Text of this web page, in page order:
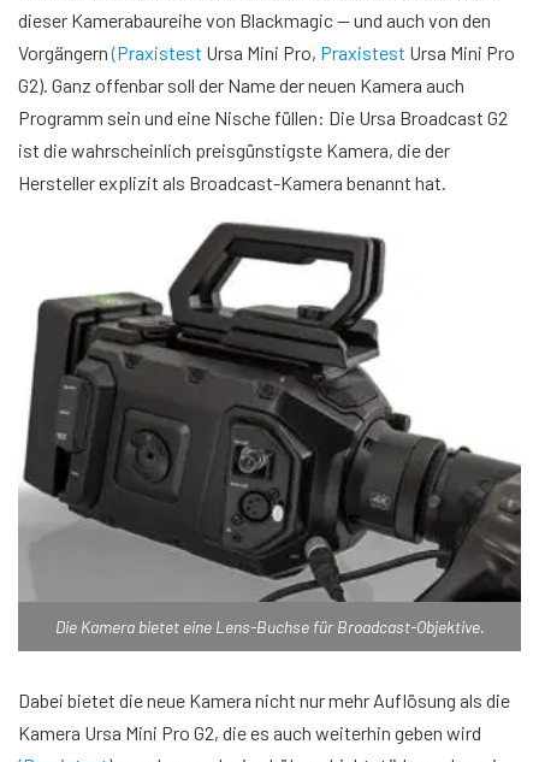
dieser Kamerabaureihe von Blackmagic — und auch von den
Vorgängern(Praxistest Ursa Mini Pro, Praxistest Ursa Mini Pro
G2). Ganz offenbar soll der Name der neuen Kamera auch
Programm sein und eine Nische füllen: Die Ursa Broadcast G2
ist die wahrscheinlich preisgünstigste Kamera, die der
Hersteller explizit als Broadcast-Kamera benannt hat.
Die Kamera bietet eine Lens-Buchse für Broadcast-Objektive.
Dabei bietet die neue Kamera nicht nur mehr Auflösung als die
Kamera Ursa Mini Pro G2, die es auch weiterhin geben wird